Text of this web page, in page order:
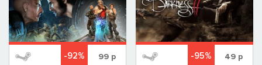
-92% 99р -95% 49 р